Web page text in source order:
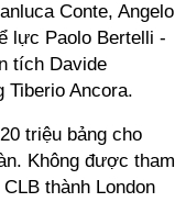
Conte, Angelo
lực Paolo Bertelli -
tích Davide
Tiberio Ancora.
triệu bảng cho
Không được tham
thành London